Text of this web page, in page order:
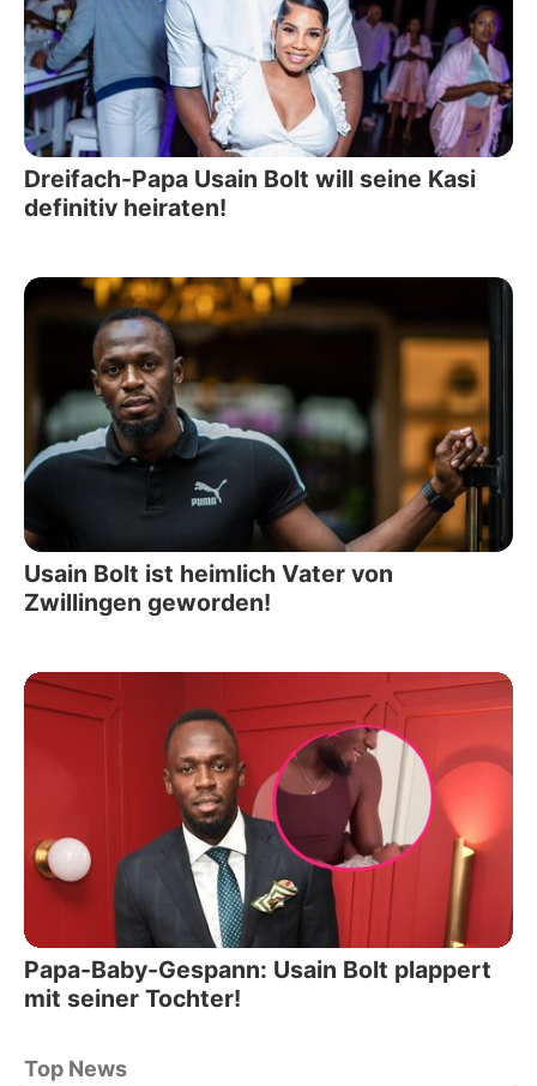
Dreifach-Papa Usain Bolt will seine Kasi
definitiv heiraten!
Usain Bolt ist heimlich Vater von
Zwillingen geworden!
Papa-Baby-Gespann: Usain Bolt plappert
mit seiner Tochter!
Top News